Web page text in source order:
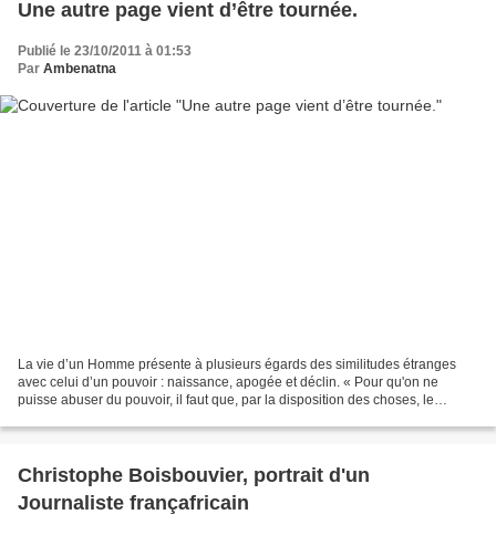
Une autre page vient d’être tournée.
Publié le 23/10/2011 à 01:53
Par Ambenatna
La vie d’un Homme présente à plusieurs égards des similitudes étranges
avec celui d’un pouvoir : naissance, apogée et déclin. « Pour qu'on ne
puisse abuser du pouvoir, il faut que, par la disposition des choses, le
Christophe Boisbouvier, portrait d'un
Journaliste françafricain